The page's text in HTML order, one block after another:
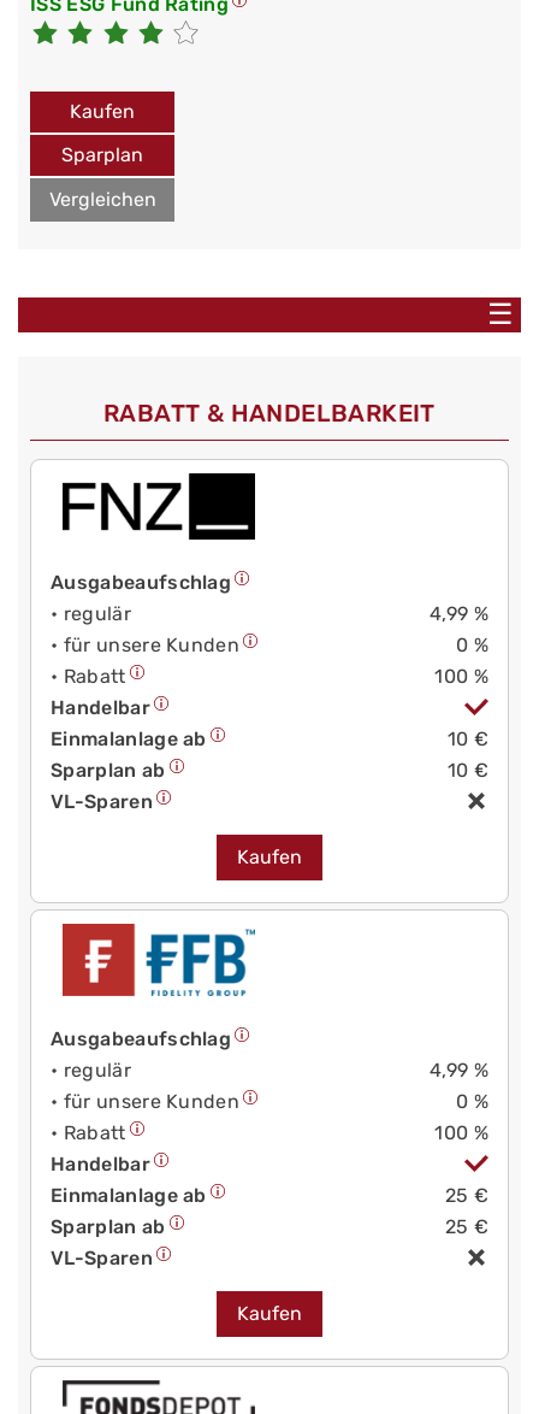
Kaufen
Sparplan
Vergleichen
☰
RABATT & HANDELBARKEIT
Ausgabeaufschlag
• regulär
4,99 %
• für unsere Kunden
0 %
• Rabatt
100 %
Handelbar
Einmalanlage ab
10 €
Sparplan ab
10 €
VL-Sparen
Kaufen
Ausgabeaufschlag
• regulär
4,99 %
• für unsere Kunden
0 %
• Rabatt
100 %
Handelbar
Einmalanlage ab
25 €
Sparplan ab
25 €
VL-Sparen
Kaufen